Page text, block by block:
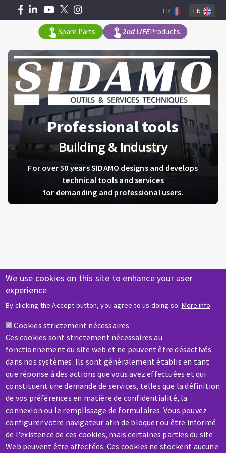
We use cookies on this site to enhance your user
experience
By clicking the Accept button, you agree to us doing so. More info
Cookies strictement nécessaires
Ces cookies sont strictement nécessaires au
fonctionnement du site web et ne peuvent être désactivés
dans nos systèmes. Ils sont généralement établis en tant
que réponse à des actions que vous avez effectuées et qui
constituent une demande de services, telles que la définition
de vos préférences en matière de confidentialité, la
connexion ou le remplissage de formulaires. Vous pouvez
configurer votre navigateur afin de bloquer ou être informé
de l'existence de ces cookies, mais certaines parties du site
Web peuvent être affectées. Ces cookies ne stockent aucune
to
main
Spare Parts 2nd LIFEProducts
FR EN
Type
paragraphe
Zone
texte
Professional tools
Building & Industry
For over 50 years SIDAMO designs and develops
technical tools and services
for demanding and professional users.
User Professional